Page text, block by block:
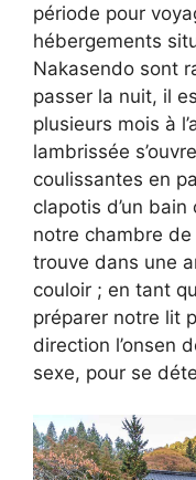
période pour
hébergements
Nakasendo sont
passer la nuit, il
plusieurs mois à
lambrissée
coulissantes en
clapotis d’un
notre chambre
trouve dans une
couloir ; en tant
préparer notre lit
direction l’onsen
sexe, pour se